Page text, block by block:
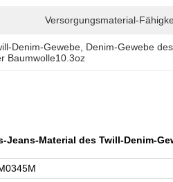
Versorgungsmaterial-
Denim-Gewebe, Denim-Gewebe
Baumwolle10.3oz
Material des Twill-Denim-